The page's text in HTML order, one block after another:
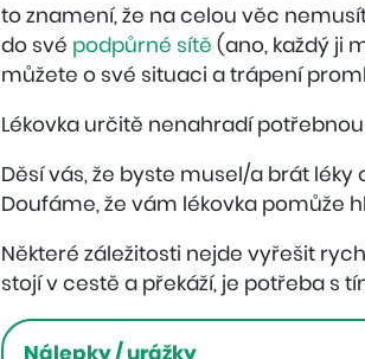
to znamení, že na celou věc
do své podpůrné sítě (ano, každý ji
můžete o své situaci a trápení
Lékovka určitě nenahradí
Děsí vás, že byste musel/a brát léky
Doufáme, že vám lékovka pomůže
Některé záležitosti nejde vyřešit
stojí v cestě a překáží, je potřeba s
Nálepky/ urážky